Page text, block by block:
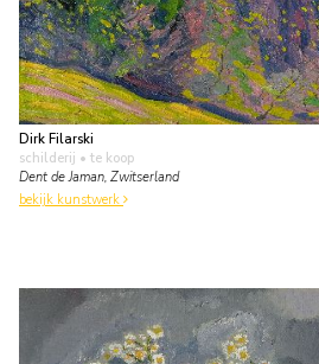
Dirk Filarski
schilderij • te koop
Dent de Jaman, Zwitserland
bekijk kunstwerk